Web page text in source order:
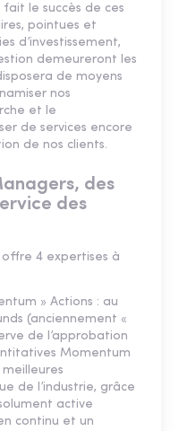
le succès de ces
pointues et
d’investissement,
demeureront les
de moyens
nos
et le
de services encore
de nos clients.
des
des
offre 4 expertises à
» Actions : au
(anciennement «
de l’approbation
Momentum
de l’industrie, grâce
active
continu et un